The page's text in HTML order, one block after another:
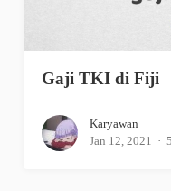
Gaji TKI di Fiji
Karyawan
Jan 12, 2021